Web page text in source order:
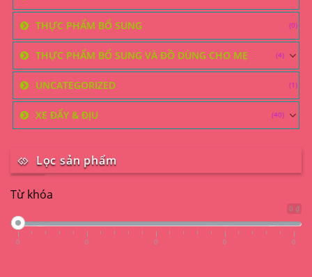
THỰC PHẨM BỔ SUNG (0)
THỰC PHẨM BỔ SUNG VÀ ĐỒ DÙNG CHO MẸ (4)
UNCATEGORIZED (1)
XE ĐẨY & ĐỊU (40)
Lọc sản phẩm
Từ khóa
0 ₫
0 0 0 0 0